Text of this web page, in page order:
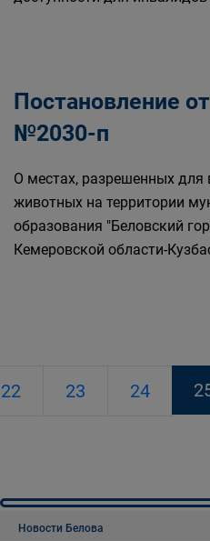
Постановление
№2030-п
О местах, разрешенных
животных на территории
образования "Беловский
Кемеровской области-
22 23 24
Новости Белова